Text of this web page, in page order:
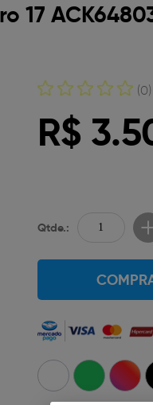
17
(0)
R$
Qtde.: